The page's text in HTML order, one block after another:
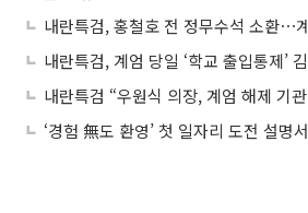
‘경험 無도 환영’ 첫 일자리 도전 설명서